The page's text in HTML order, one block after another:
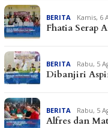
BERITA Kamis, 6
Fhatia Serap
BERITA Rabu, 5
Dibanjiri
BERITA Rabu, 5
Alfres dan